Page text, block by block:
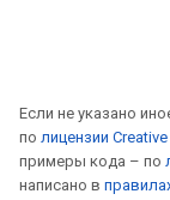
Если не указано
по лицензии
примеры кода – по
написано в